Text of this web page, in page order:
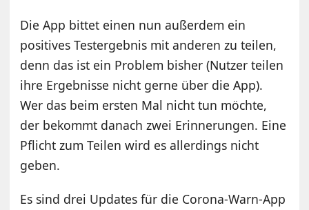
Die App bittet einen nun außerdem ein
positives Testergebnis mit anderen zu teilen,
denn das ist ein Problem bisher (Nutzer teilen
ihre Ergebnisse nicht gerne über die App).
Wer das beim ersten Mal nicht tun möchte,
der bekommt danach zwei Erinnerungen. Eine
Pflicht zum Teilen wird es allerdings nicht
geben.
Es sind drei Updates für die Corona-Warn-App